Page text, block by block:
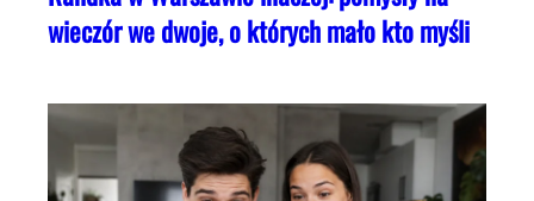
wieczór we dwoje, o których mało kto myśli